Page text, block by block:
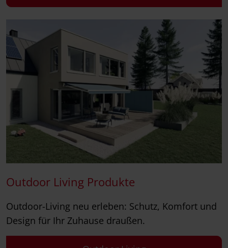
Outdoor Living Produkte
Outdoor-Living neu erleben: Schutz, Komfort und
Design für Ihr Zuhause draußen.